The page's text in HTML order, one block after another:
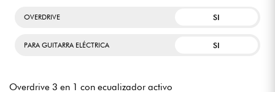
OVERDRIVE SI
PARA GUITARRA ELÉCTRICA SI
Overdrive 3 en 1 con ecualizador activo